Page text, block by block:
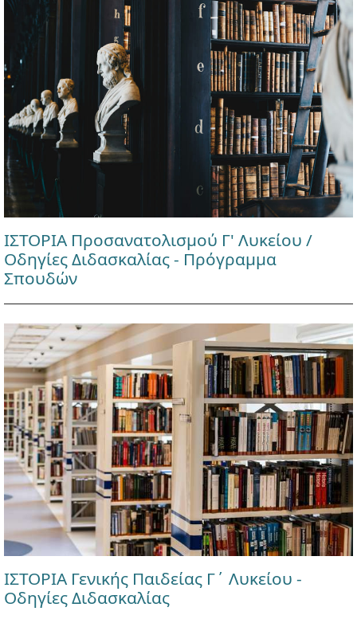
ΙΣΤΟΡΙΑ Προσανατολισμού Γ' Λυκείου /
Οδηγίες Διδασκαλίας - Πρόγραμμα
Σπουδών
ΙΣΤΟΡΙΑ Γενικής Παιδείας Γ΄ Λυκείου -
Οδηγίες Διδασκαλίας